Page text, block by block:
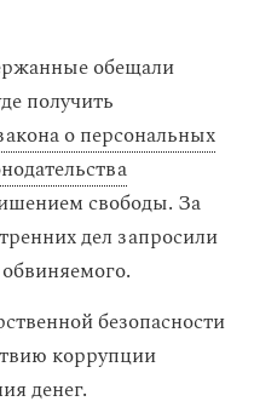
обещали
получить
о персональных
свободы. За
дел запросили
безопасности
коррупции
денег.